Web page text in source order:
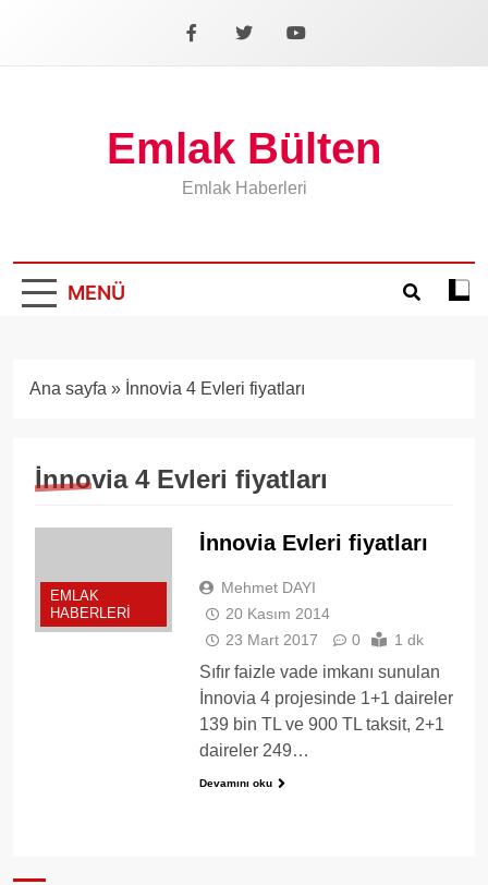
Facebook
X YouTube
Emlak Bülten
Emlak Haberleri
MENÜ
Koyu
Ana sayfa » İnnovia 4 Evleri fiyatları
İnnovia 4 Evleri fiyatları
EMLAK
HABERLERI
İnnovia Evleri fiyatları
Mehmet DAYI
20 Kasım 2014
23 Mart 2017
0 1 dk
Sıfır faizle vade imkanı sunulan
İnnovia 4 projesinde 1+1 daireler
139 bin TL ve 900 TL taksit, 2+1
daireler 249…
Devamını oku